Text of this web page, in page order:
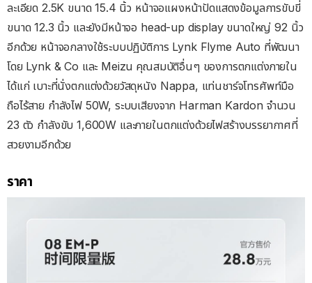
ละเอียด 2.5K ขนาด 15.4 นิ้ว หน้าจอแผงหน้าปัดแสดงข้อมูลการขับขี่
ขนาด 12.3 นิ้ว และยังมีหน้าจอ head-up display ขนาดใหญ่ 92 นิ้ว
อีกด้วย หน้าจอกลางใช้ระบบปฏิบัติการ Lynk Flyme Auto ที่พัฒนา
โดย Lynk & Co และ Meizu คุณสมบัติอื่นๆ ของการตกแต่งภายใน
ได้แก่ เบาะที่นั่งตกแต่งด้วยวัสดุหนัง Nappa, แท่นชาร์จโทรศัพท์มือ
ถือไร้สาย กำลังไฟ 50W, ระบบเสียงจาก Harman Kardon จำนวน
23 ตัว กำลังขับ 1,600W และภายในตกแต่งด้วยไฟสร้างบรรยากาศที่
สวยงามอีกด้วย
ราคา